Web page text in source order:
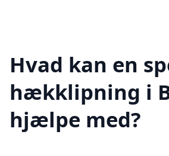
Hvad kan en
hækklipning i
hjælpe med?